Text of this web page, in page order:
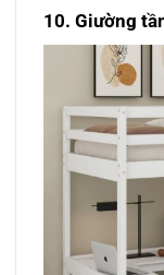
10. Giường